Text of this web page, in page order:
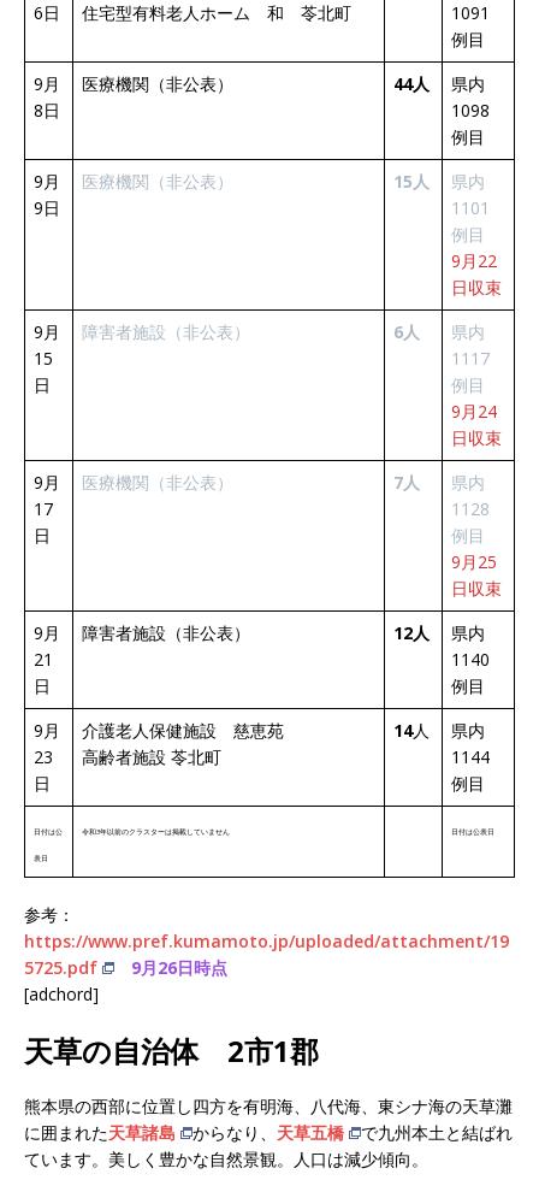
6日
住宅型有料老人ホーム 和 苓北町
1091
例目
9月
8日
医療機関（非公表） 44人
県内
1098
例目
9月
9日
医療機関（非公表） 15人
県内
1101
例目
9月22
日収束
9月
15
日
障害者施設（非公表） 6人
県内
1117
例目
9月24
日収束
9月
17
日
医療機関（非公表） 7人
県内
1128
例目
9月25
日収束
9月
21
日
障害者施設（非公表） 12人
県内
1140
例目
9月
23
日
介護老人保健施設 慈恵苑
高齢者施設 苓北町
14人
県内
1144
例目
日付は公
表日
令和3年以前のクラスターは掲載していません 日付は公表日
参考：
https://www.pref.kumamoto.jp/uploaded/attachment/19
5725.pdf
9月26日時点
[adchord]
天草の自治体 2市1郡
熊本県の西部に位置し四方を有明海、八代海、東シナ海の天草灘
に囲まれた天草諸島 からなり、 天草五橋
で九州本土と結ばれ
ています。美しく豊かな自然景観。人口は減少傾向。